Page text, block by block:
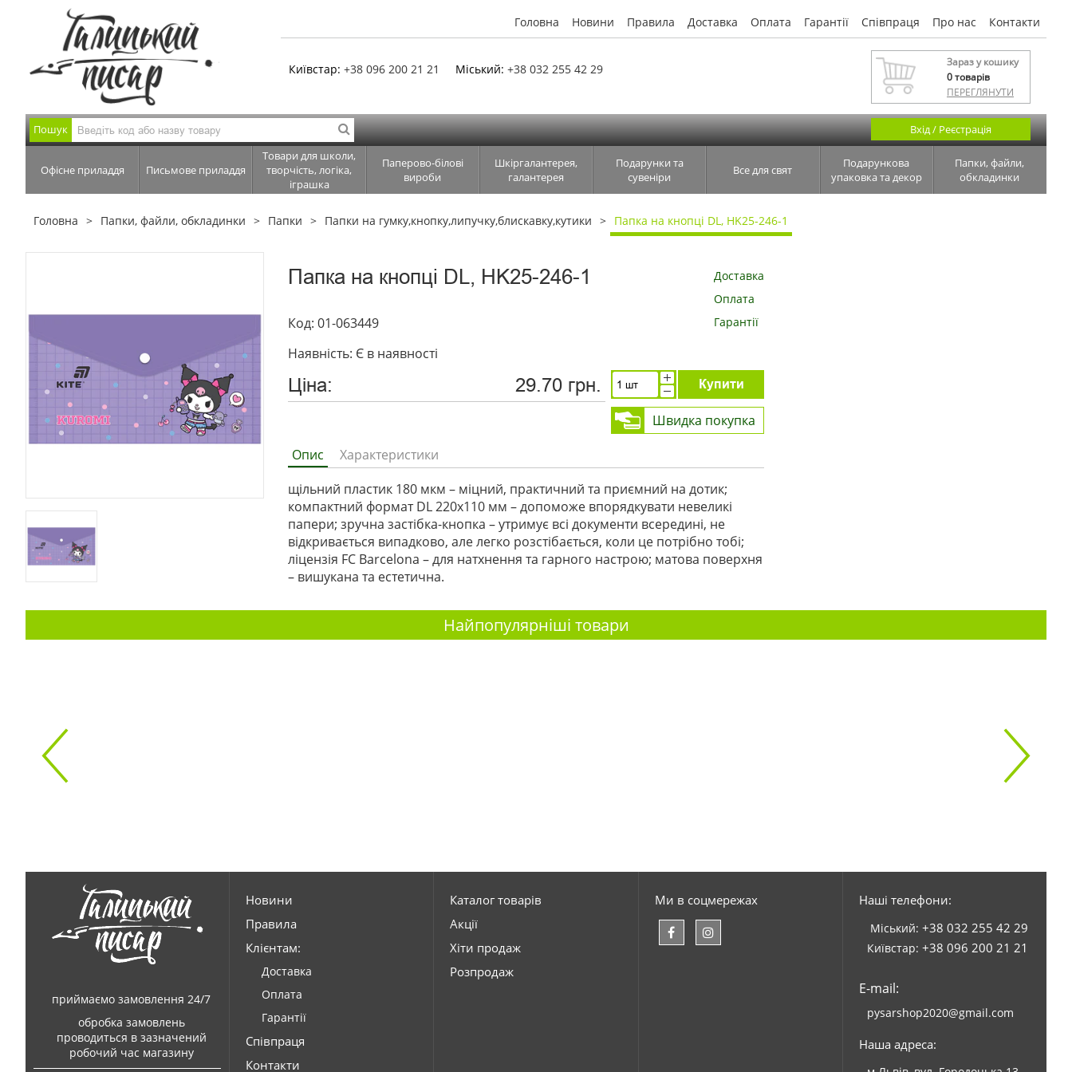
Головна Новини Правила Доставка Оплата Гарантії Співпраця Про нас Контакти
Київстар: +38 096 200 21 21 Міський: +38 032 255 42 29
Зараз у кошику
0товарів
ПЕРЕГЛЯНУТИ
Пошук Вхід / Реєстрація
Офісне приладдя Письмове приладдя
Товари для школи,
творчість, логіка,
іграшка
Паперово-білові
вироби
Шкіргалантерея,
галантерея
Подарунки та
сувеніри
Все для свят
Подарункова
упаковка та декор
Папки, файли,
обкладинки
Головна Папки, файли, обкладинки Папки Папки на гумку,кнопку,липучку,блискавку,кутики Папка на кнопці DL, HK25-246-1
Папка на кнопці DL, HK25-246-1
Код: 01-063449
Наявність: Є в наявності
Ціна: 29.70 грн.
Доставка
Оплата
Гарантії
Купити
Швидка покупка
Опис
Характеристики
щільний пластик 180 мкм – міцний, практичний та приємний на дотик;
компактний формат DL 220х110 мм – допоможе впорядкувати невеликі
папери; зручна застібка-кнопка – утримує всі документи всередині, не
відкривається випадково, але легко розстібається, коли це потрібно тобі;
ліцензія FC Barcelona – для натхнення та гарного настрою; матова поверхня
– вишукана та естетична.
Найпопулярніші товари
приймаємо замовлення 24/7
обробка замовлень
проводиться в зазначений
робочий час магазину
Новини
Правила
Клієнтам:
Доставка
Оплата
Гарантії
Співпраця
Контакти
Каталог товарів
Акції
Хіти продаж
Розпродаж
Ми в соцмережах Наші телефони:
Міський: +38 032 255 42 29
Київстар: +38 096 200 21 21
E-mail:
pysarshop2020@gmail.com
Наша адреса: